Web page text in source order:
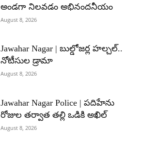
అండగా నిలవడం అభినందనీయం
August 8, 2026
Jawahar Nagar | బుల్డోజర్ల హల్చల్..
నోటీసుల డ్రామా
August 8, 2026
Jawahar Nagar Police | పదిహేను
రోజుల తర్వాత తల్లి ఒడికి అఖిల్
August 8, 2026